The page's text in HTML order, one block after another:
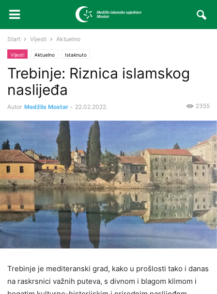
Start Vijesti Aktuelno
Vijesti Aktuelno Istaknuto
Trebinje: Riznica islamskog
naslijeđa
Autor Medžlis Mostar - 22.02.2022. 2355
Trebinje je mediteranski grad, kako u prošlosti tako i danas
na raskrsnici važnih puteva, s divnom i blagom klimom i